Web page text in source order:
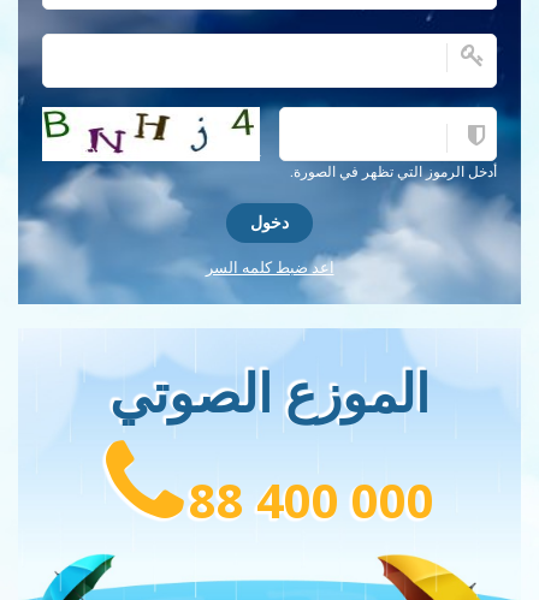
أدخل الرموز التي تظهر في الصورة.
احصل على كلمة التحقق جديدة!
اعد ضبط كلمه السر
الموزع الصوتي
88 400 000